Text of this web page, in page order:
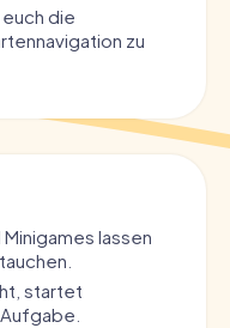
die
zu
lassen
startet